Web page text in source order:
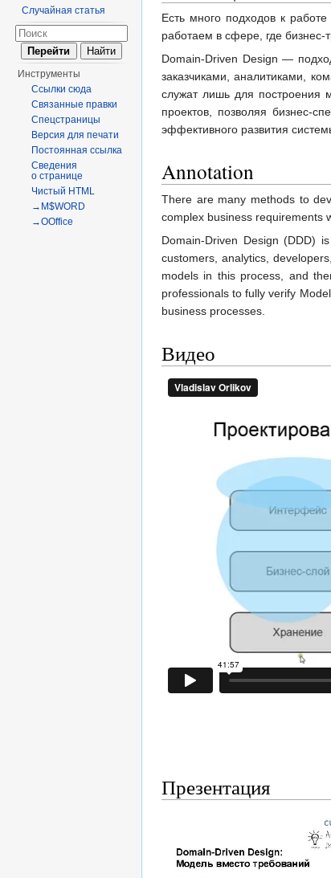
Есть много подходов к
работаем в сфере, где бизнес-
Domain-Driven Design —
заказчиками, аналитиками,
служат лишь для построения
проектов, позволяя бизнес-
эффективного развития
Annotation
There are many methods to
complex business requirements
Domain-Driven Design (DDD)
customers, analytics,
models in this process, and
professionals to fully verify
business processes.
Видео
Презентация
Случайная статья
Инструменты
Ссылки сюда
Связанные правки
Спецстраницы
Версия для печати
Постоянная ссылка
Сведения
о странице
Чистый HTML
→M$WORD
→OOffice